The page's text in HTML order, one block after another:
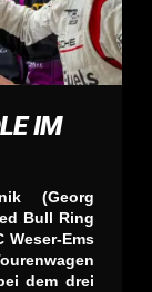
IM
(Georg
Bull Ring
Ems
dem drei